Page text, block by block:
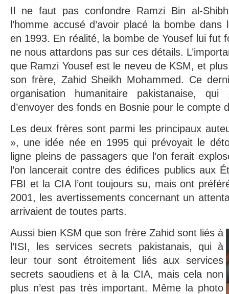
Il ne faut pas confondre Ramzi Bin al-
l’homme accusé d’avoir placé la bombe
en 1993. En réalité, la bombe de Yousef lui fut
ne nous attardons pas sur ces détails.
que Ramzi Yousef est le neveu de KSM, et
son frère, Zahid Sheikh Mohammed. Ce
organisation humanitaire pakistanaise, qui
d’envoyer des fonds en Bosnie pour le compte
Les deux frères sont parmi les principaux
», une idée née en 1995 qui prévoyait le
ligne pleins de passagers que l’on ferait
l’on lancerait contre des édifices publics aux
FBI et la CIA l’ont toujours su, mais ont préféré
2001, les avertissements concernant un
arrivaient de toutes parts.
Aussi bien KSM que son frère Zahid sont liés à
l’ISI, les services secrets pakistanais, qui à
leur tour sont étroitement liés aux services
secrets saoudiens et à la CIA, mais cela non
plus n’est pas très important. Même la photo